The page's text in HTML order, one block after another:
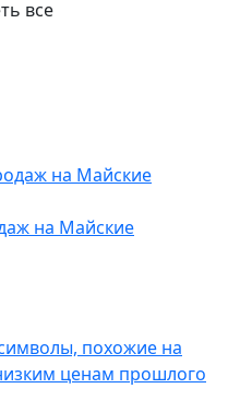
все
на Майские